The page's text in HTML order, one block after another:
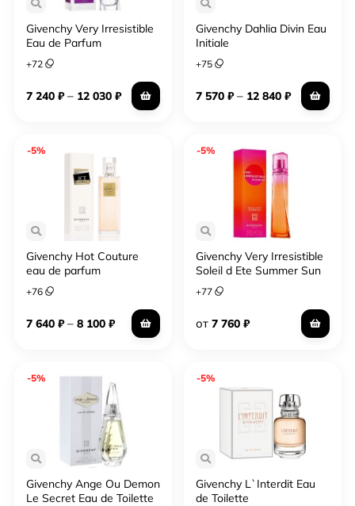
Givenchy Very Irresistible
Eau de Parfum
+72
7 240 ₽– 12 030 ₽
Givenchy Dahlia Divin Eau
Initiale
+75
7 570 ₽– 12 840 ₽
-5%
Givenchy Hot Couture
eau de parfum
+76
7 640 ₽– 8 100 ₽
-5%
Givenchy Very Irresistible
Soleil d Ete Summer Sun
+77
от 7 760 ₽
-5%
Givenchy Ange Ou Demon
Le Secret Eau de Toilette
-5%
Givenchy L`Interdit Eau
de Toilette